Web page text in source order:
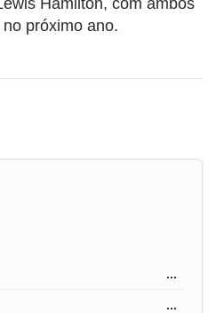
próximo ano.
...
...